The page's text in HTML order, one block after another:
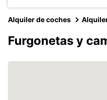
Alquiler de coches
Furgonetas y